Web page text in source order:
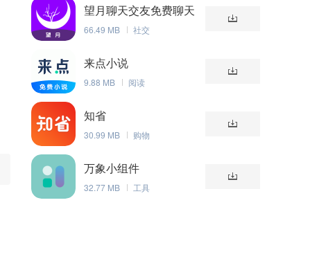
望月聊天交友免费聊天
版
66.49 MB 社交
来点小说
9.88 MB 阅读
知省
30.99 MB 购物
万象小组件
32.77 MB 工具